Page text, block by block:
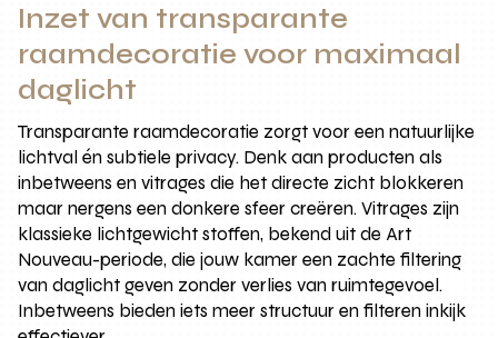
Inzet van transparante
raamdecoratie voor maximaal
daglicht
Transparante raamdecoratie zorgt voor een natuurlijke
lichtval én subtiele privacy. Denk aan producten als
inbetweens en vitrages die het directe zicht blokkeren
maar nergens een donkere sfeer creëren. Vitrages zijn
klassieke lichtgewicht stoffen, bekend uit de Art
Nouveau-periode, die jouw kamer een zachte filtering
van daglicht geven zonder verlies van ruimtegevoel.
Inbetweens bieden iets meer structuur en filteren inkijk